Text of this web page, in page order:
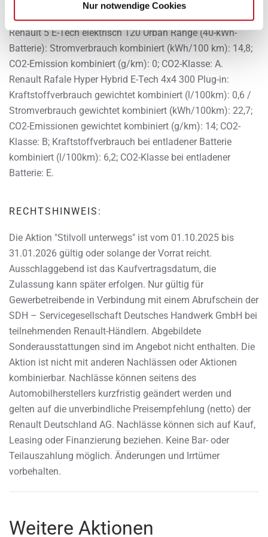
Nur notwendige Cookies
(g/km): 109; CO2-Klasse: C.
Renault 5 E-Tech elektrisch 120 Urban Range (40-kWh-
Batterie): Stromverbrauch kombiniert (kWh/100 km): 14,8;
CO2-Emission kombiniert (g/km): 0; CO2-Klasse: A.
Renault Rafale Hyper Hybrid E-Tech 4x4 300 Plug-in:
Kraftstoffverbrauch gewichtet kombiniert (l/100km): 0,6 /
Stromverbrauch gewichtet kombiniert (kWh/100km): 22,7;
CO2-Emissionen gewichtet kombiniert (g/km): 14; CO2-
Klasse: B; Kraftstoffverbrauch bei entladener Batterie
kombiniert (l/100km): 6,2; CO2-Klasse bei entladener
Batterie: E.
RECHTSHINWEIS:
Die Aktion "Stilvoll unterwegs" ist vom 01.10.2025 bis
31.01.2026 gültig oder solange der Vorrat reicht.
Ausschlaggebend ist das Kaufvertragsdatum, die
Zulassung kann später erfolgen. Nur gültig für
Gewerbetreibende in Verbindung mit einem Abrufschein der
SDH – Servicegesellschaft Deutsches Handwerk GmbH bei
teilnehmenden Renault-Händlern. Abgebildete
Sonderausstattungen sind im Angebot nicht enthalten. Die
Aktion ist nicht mit anderen Nachlässen oder Aktionen
kombinierbar. Nachlässe können seitens des
Automobilherstellers kurzfristig geändert werden und
gelten auf die unverbindliche Preisempfehlung (netto) der
Renault Deutschland AG. Nachlässe können sich auf Kauf,
Leasing oder Finanzierung beziehen. Keine Bar- oder
Teilauszahlung möglich. Änderungen und Irrtümer
vorbehalten.
Weitere Aktionen